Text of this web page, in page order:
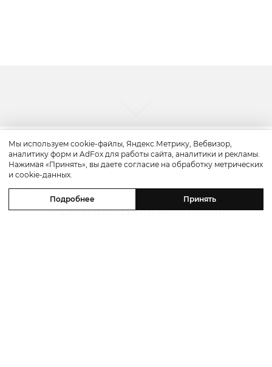
Красота
Бьюти-уикенд: летнее предложение
«SLOWMO Цветной», новая
Мы используем cookie-файлы, Яндекс.Метрику, Вебвизор,
аналитику форм и AdFox для работы сайта, аналитики и рекламы.
Нажимая «Принять», вы даете согласие на обработку метрических
и cookie-данных.
Подробнее Принять